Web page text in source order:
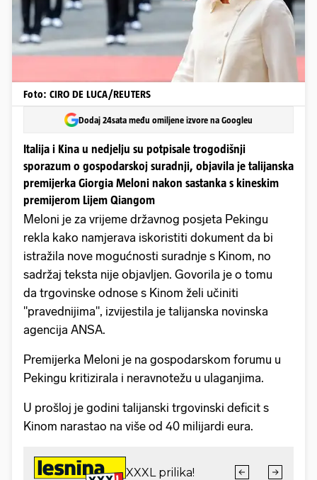
Foto: CIRO DE LUCA/REUTERS
Dodaj 24sata među omiljene izvore na Googleu
Italija i Kina u nedjelju su potpisale trogodišnji
sporazum o gospodarskoj suradnji, objavila je talijanska
premijerka Giorgia Meloni nakon sastanka s kineskim
premijerom Lijem Qiangom
Meloni je za vrijeme državnog posjeta Pekingu
rekla kako namjerava iskoristiti dokument da bi
istražila nove mogućnosti suradnje s Kinom, no
sadržaj teksta nije objavljen. Govorila je o tomu
da trgovinske odnose s Kinom želi učiniti
"pravednijima", izvijestila je talijanska novinska
agencija ANSA.
Premijerka Meloni je na gospodarskom forumu u
Pekingu kritizirala i neravnotežu u ulaganjima.
U prošloj je godini talijanski trgovinski deficit s
Kinom narastao na više od 40 milijardi eura.